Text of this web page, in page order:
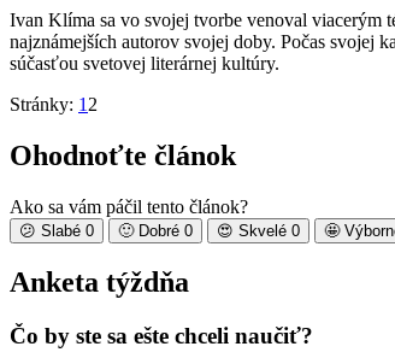
Ivan Klíma sa vo svojej tvorbe venoval viacerým
najznámejších autorov svojej doby. Počas svojej
súčasťou svetovej literárnej kultúry.
Stránky: 1 2
Ohodnoťte článok
Ako sa vám páčil tento článok?
😕 Slabé 0 🙂 Dobré 0 😍 Skvelé 0 🤩
Anketa týždňa
Čo by ste sa ešte chceli naučiť?